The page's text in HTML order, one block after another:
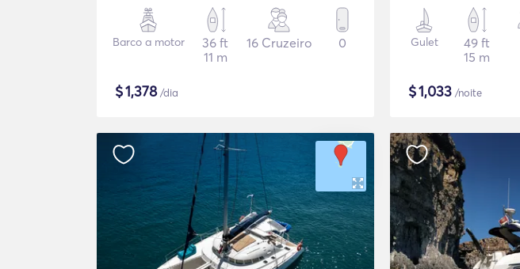
Barco a motor
36 ft
11 m
16 Cruzeiro 0
$1,378/dia
Gulet
49 ft
15 m
$1,033 /noite